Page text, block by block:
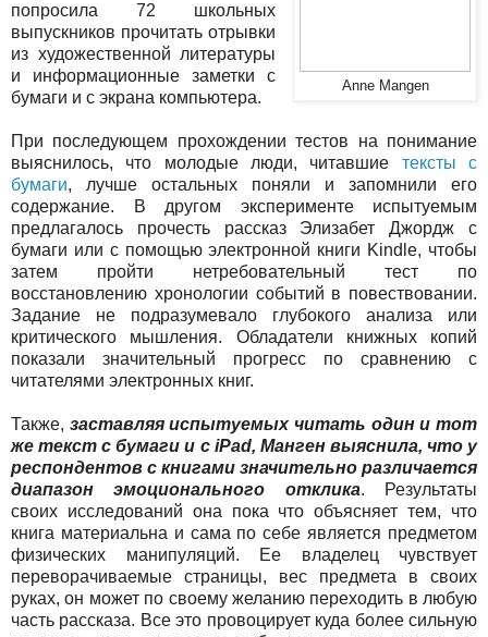
Anne Mangen
попросила 72 школьных
выпускников прочитать отрывки
из художественной литературы
и информационные заметки с
бумаги и с экрана компьютера.
При последующем прохождении тестов на понимание
выяснилось, что молодые люди, читавшие тексты с
бумаги, лучше остальных поняли и запомнили его
содержание. В другом эксперименте испытуемым
предлагалось прочесть рассказ Элизабет Джордж с
бумаги или с помощью электронной книги Kindle, чтобы
затем пройти нетребовательный тест по
восстановлению хронологии событий в повествовании.
Задание не подразумевало глубокого анализа или
критического мышления. Обладатели книжных копий
показали значительный прогресс по сравнению с
читателями электронных книг.
Также, заставляя испытуемых читать один и тот
же текст с бумаги и с iPad, Манген выяснила, что у
респондентов с книгами значительно различается
диапазон эмоционального отклика. Результаты
своих исследований она пока что объясняет тем, что
книга материальна и сама по себе является предметом
физических манипуляций. Ее владелец чувствует
переворачиваемые страницы, вес предмета в своих
руках, он может по своему желанию переходить в любую
часть рассказа. Все это провоцирует куда более сильную